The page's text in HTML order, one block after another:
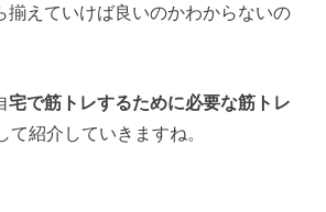
揃えていけば良いのかわからないの
宅で筋トレするために必要な筋トレ
て紹介していきますね。